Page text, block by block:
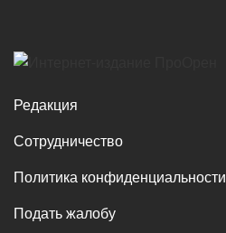
Редакция
Сотрудничество
Политика конфиденциальности
Подать жалобу